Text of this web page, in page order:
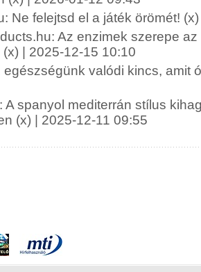
Ne felejtsd el a játék örömét!
Az enzimek szerepe
| 2025-12-15 10:10
egészségünk valódi kincs, amit
A spanyol mediterrán stílus
(x) | 2025-12-11 09:55